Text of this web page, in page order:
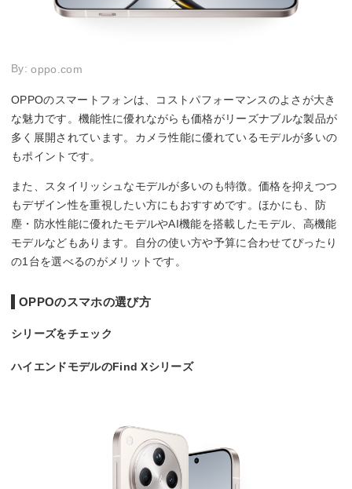
By:oppo.com
OPPOのスマートフォンは、コストパフォーマンスのよさが大き
な魅力です。機能性に優れながらも価格がリーズナブルな製品が
多く展開されています。カメラ性能に優れているモデルが多いの
もポイントです。
また、スタイリッシュなモデルが多いのも特徴。価格を抑えつつ
もデザイン性を重視したい方にもおすすめです。ほかにも、防
塵・防水性能に優れたモデルやAI機能を搭載したモデル、高機能
モデルなどもあります。自分の使い方や予算に合わせてぴったり
の1台を選べるのがメリットです。
OPPOのスマホの選び方
シリーズをチェック
ハイエンドモデルのFind Xシリーズ